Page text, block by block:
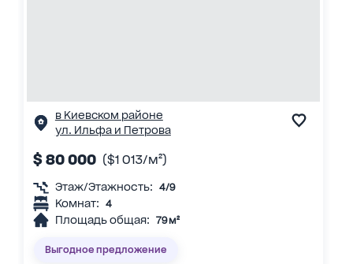
в Киевском районе
ул. Ильфа и Петрова
$ 80 000 ($1 013/м²)
Этаж/Этажность: 4/9
Комнат: 4
Площадь общая: 79 м²
Выгодное предложение